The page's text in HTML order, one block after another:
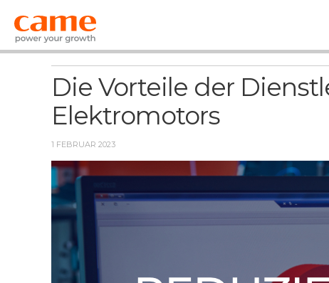
Nachrichten
Die Vorteile der
Elektromotors
1 FEBRUAR 2023